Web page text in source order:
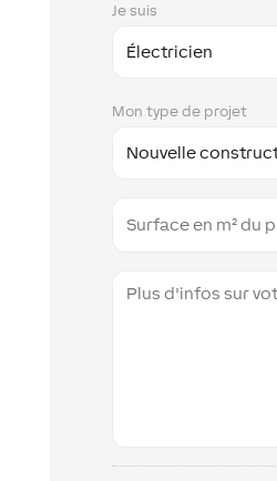
Je suis
Mon type de projet
Space
information